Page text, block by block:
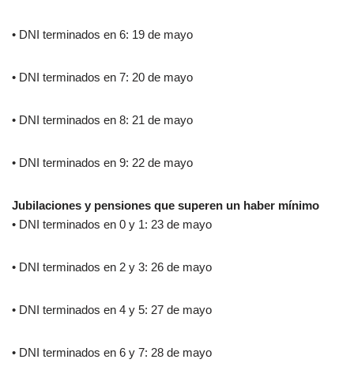
• DNI terminados en 6: 19 de mayo
• DNI terminados en 7: 20 de mayo
• DNI terminados en 8: 21 de mayo
• DNI terminados en 9: 22 de mayo
Jubilaciones y pensiones que superen un haber mínimo
• DNI terminados en 0 y 1: 23 de mayo
• DNI terminados en 2 y 3: 26 de mayo
• DNI terminados en 4 y 5: 27 de mayo
• DNI terminados en 6 y 7: 28 de mayo